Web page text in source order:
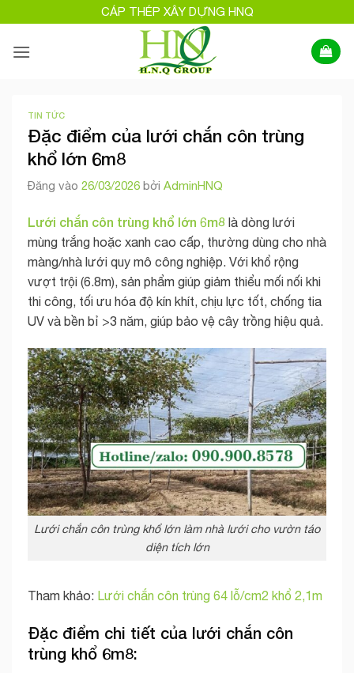
qua
nội
CÁP THÉP XÂY DỰNG HNQ
TIN TỨC
Đặc điểm của lưới chắn côn trùng
khổ lớn 6m8
Đăng vào 26/03/2026 bởi AdminHNQ
Lưới chắn côn trùng khổ lớn 6m8 là dòng lưới
mùng trắng hoặc xanh cao cấp, thường dùng cho nhà
màng/nhà lưới quy mô công nghiệp. Với khổ rộng
vượt trội (6.8m), sản phẩm giúp giảm thiểu mối nối khi
thi công, tối ưu hóa độ kín khít, chịu lực tốt, chống tia
UV và bền bỉ >3 năm, giúp bảo vệ cây trồng hiệu quả.
Lưới chắn côn trùng khổ lớn làm nhà lưới cho vườn táo
diện tích lớn
Tham khảo: Lưới chắn côn trùng 64 lỗ/cm2 khổ 2,1m
Đặc điểm chi tiết của lưới chắn côn
trùng khổ 6m8: